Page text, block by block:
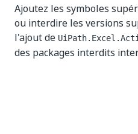
Ajoutez les symboles
ou interdire les versions
l'ajout de
des packages interdits